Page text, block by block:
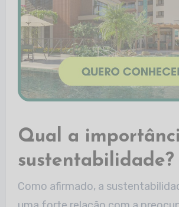
Qual a
sustentabilidade?
Como afirmado, a